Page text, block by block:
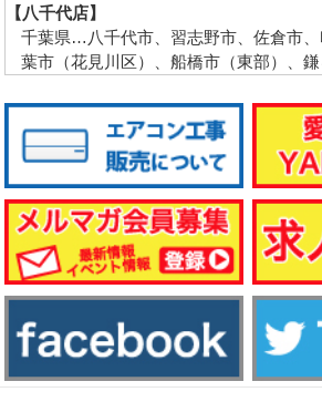
【八千代店】
千葉県…八千代市、習志野市、佐倉市
葉市（花見川区）、船橋市（東部）、鎌